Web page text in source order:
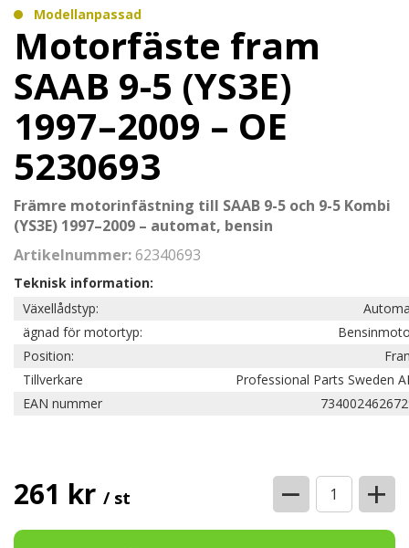
Modellanpassad
Motorfäste fram
SAAB 9-5 (YS3E)
1997–2009 – OE
5230693
Främre motorinfästning till SAAB 9-5 och 9-5 Kombi
(YS3E) 1997–2009 – automat, bensin
Artikelnummer:62340693
Teknisk information:
Växellådstyp:
ägnad för motortyp:
Position:
Tillverkare
Professional Parts Sweden
EAN nummer
261 kr / st − +